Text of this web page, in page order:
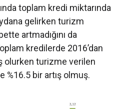
toplam kredi miktarında
gelirken turizm
artmadığını da
kredilerde 2016’dan
olurken turizme verilen
%16.5 bir artış olmuş.